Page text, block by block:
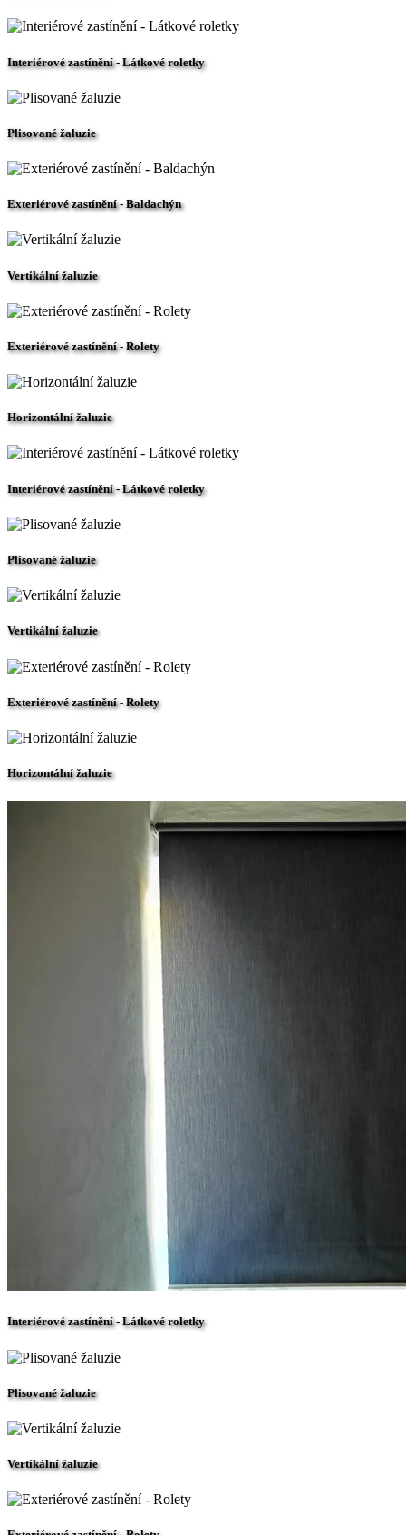
Interiérové zastínění - Látkové roletky
Plisované žaluzie
Exteriérové zastínění - Baldachýn
Vertikální žaluzie
Exteriérové zastínění - Rolety
Horizontální žaluzie
Interiérové zastínění - Látkové roletky
Plisované žaluzie
Vertikální žaluzie
Exteriérové zastínění - Rolety
Horizontální žaluzie
Interiérové zastínění - Látkové roletky
Plisované žaluzie
Vertikální žaluzie